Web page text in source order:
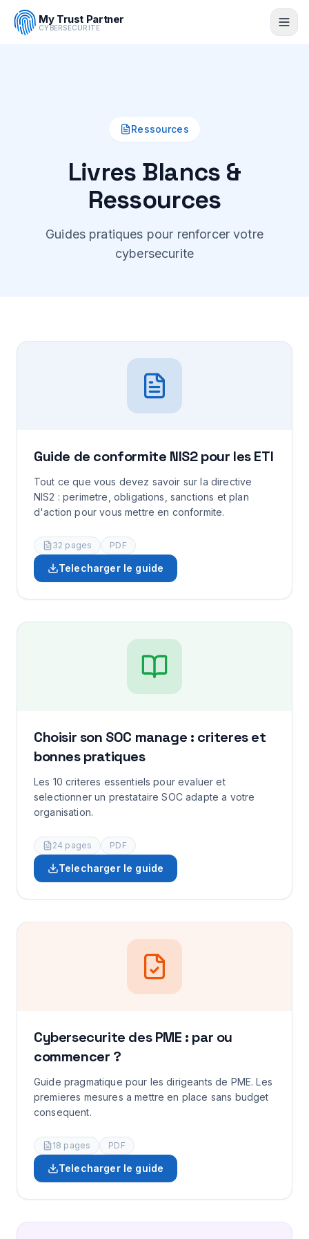
Expert Cybersecurite
Formation
Cybersecurite
My Trust Partner
CYBERSÉCURITÉ
Ressources
Livres Blancs &
Ressources
Guides pratiques pour renforcer votre
cybersecurite
Guide de conformite NIS2 pour les ETI
Tout ce que vous devez savoir sur la directive
NIS2 : perimetre, obligations, sanctions et plan
d'action pour vous mettre en conformite.
32 pages PDF
Telecharger le guide
Choisir son SOC manage : criteres et
bonnes pratiques
Les 10 criteres essentiels pour evaluer et
selectionner un prestataire SOC adapte a votre
organisation.
24 pages PDF
Telecharger le guide
Cybersecurite des PME : par ou
commencer ?
Guide pragmatique pour les dirigeants de PME. Les
premieres mesures a mettre en place sans budget
consequent.
18 pages PDF
Telecharger le guide